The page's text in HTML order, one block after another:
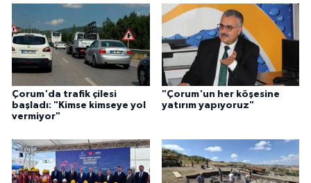
Çorum'da trafik çilesi
başladı: "Kimse kimseye yol
vermiyor"
"Çorum'un her köşesine
yatırım yapıyoruz"